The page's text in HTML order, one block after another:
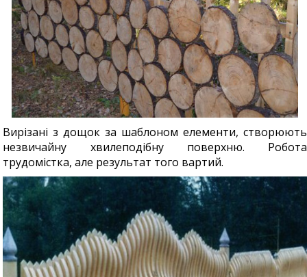
Вирізані з дощок за шаблоном елементи, створюють
незвичайну хвилеподібну поверхню. Робота
трудомістка, але результат того вартий.